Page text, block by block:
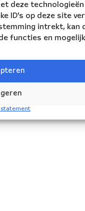
deze
ID's op deze site
intrekt, kan
functies en